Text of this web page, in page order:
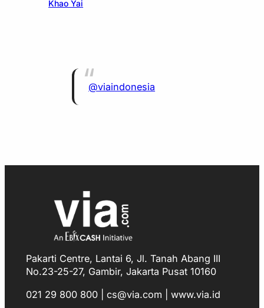
Khao Yai
@viaindonesia
Pakarti Centre, Lantai 6, Jl. Tanah Abang III
No.23-25-27, Gambir, Jakarta Pusat 10160
021 29 800 800 | cs@via.com | www.via.id